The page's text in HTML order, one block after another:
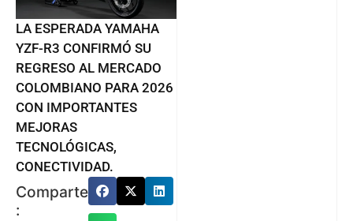
LA ESPERADA YAMAHA
YZF-R3 CONFIRMÓ SU
REGRESO AL MERCADO
COLOMBIANO PARA 2026
CON IMPORTANTES
MEJORAS
TECNOLÓGICAS,
CONECTIVIDAD.
Comparte
: